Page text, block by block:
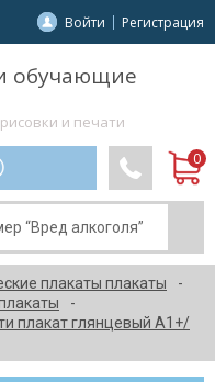
Войти Регистрация
обучающие
и печати
плакаты плакаты
плакат глянцевый А1+/